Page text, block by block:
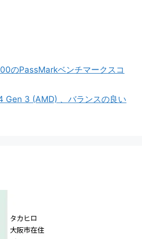
のPassMarkベンチマークスコ
Gen 3 (AMD) 、バランスの良い